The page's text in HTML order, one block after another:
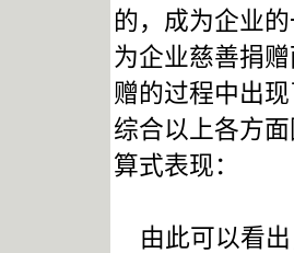
的，成为企业
为企业慈善捐
赠的过程中出现
综合以上各方
算式表现：
由此可以看出